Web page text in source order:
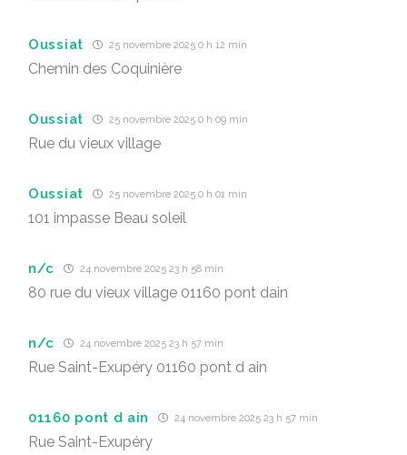
Oussiat 25 novembre 2025 0 h 12 min
Chemin des Coquinière
Oussiat 25 novembre 2025 0 h 09 min
Rue du vieux village
Oussiat 25 novembre 2025 0 h 01 min
101 impasse Beau soleil
n/c 24 novembre 2025 23 h 58 min
80 rue du vieux village 01160 pont dain
n/c 24 novembre 2025 23 h 57 min
Rue Saint-Exupéry 01160 pont d ain
01160 pont d ain 24 novembre 2025 23 h 57 min
Rue Saint-Exupéry